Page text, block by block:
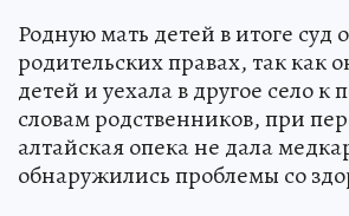
Родную мать детей в итоге суд
родительских правах, так как
детей и уехала в другое село к
словам родственников, при
алтайская опека не дала
обнаружились проблемы со